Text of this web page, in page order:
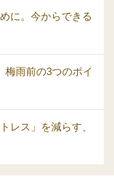
に。今からできる
梅雨前の3つのポイ
レス」を減らす、